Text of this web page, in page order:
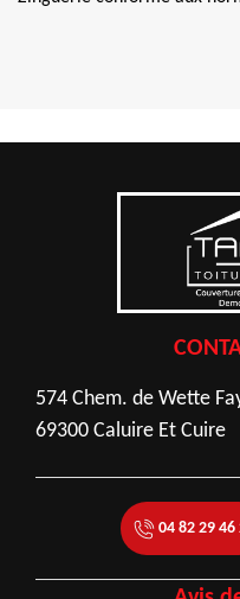
574 Chem. de Wette
69300 Caluire Et Cuire
04 82 29 46